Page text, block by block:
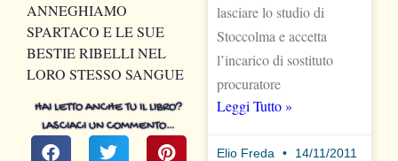
HAI LETTO ANCHE TU IL LIBRO?
LASCIACI UN COMMENTO…
ANNEGHIAMO
SPARTACO E LE SUE
BESTIE RIBELLI NEL
LORO STESSO SANGUE
lasciare lo studio di
Stoccolma e accetta
l’incarico di sostituto
procuratore
Leggi Tutto »
Elio Freda 14/11/2011